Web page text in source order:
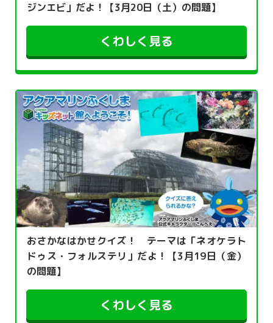
ジンエビ」だよ！【3月20日（土）の問題】
くわしく見る
おさかなはかせクイズ！ テーマは「ネオケラト
ドゥス・フォルステリ」だよ！【3月19日（金）
の問題】
くわしく見る